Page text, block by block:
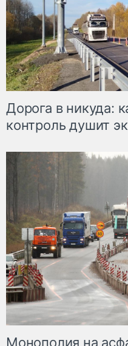
Дорога в никуда:
контроль душит
Монополия на